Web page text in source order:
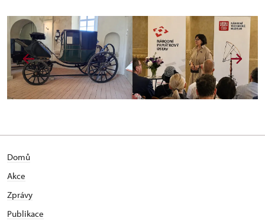
Domů
Akce
Zprávy
Publikace